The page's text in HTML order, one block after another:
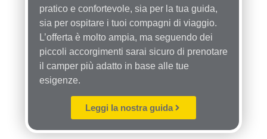
pratico e confortevole, sia per la tua guida,
sia per ospitare i tuoi compagni di viaggio.
L’offerta è molto ampia, ma seguendo dei
piccoli accorgimenti sarai sicuro di prenotare
il camper più adatto in base alle tue
esigenze.
Leggi la nostra guida